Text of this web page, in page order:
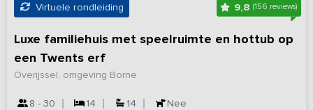
Virtuele rondleiding 9,8 (156 reviews)
Luxe familiehuis met speelruimte en hottub op
een Twents erf
Overijssel, omgeving Borne
8 - 30 14 14 Nee